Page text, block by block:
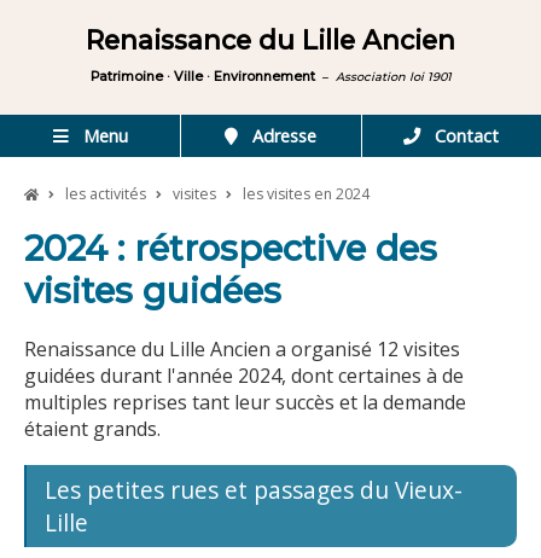
Renaissance du Lille Ancien
Patrimoine · Ville · Environnement– Association loi 1901
Menu Adresse Contact
les activités visites les visites en 2024
2024 : rétrospective des
visites guidées
Renaissance du Lille Ancien a organisé 12 visites
guidées durant l'année 2024, dont certaines à de
multiples reprises tant leur succès et la demande
étaient grands.
Les petites rues et passages du Vieux-
Lille